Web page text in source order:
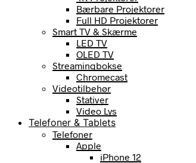
Bærbare Projektorer
Full HD Projektorer
Smart TV & Skærme
LED TV
OLED TV
Streamingbokse
Chromecast
Videotilbehør
Stativer
Video Lys
Telefoner & Tablets
Telefoner
Apple
iPhone 12